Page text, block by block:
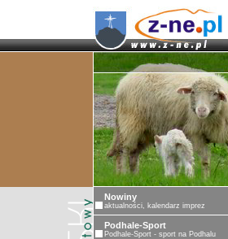
Nowiny
aktualności, kalendarz imprez
Podhale-Sport
Podhale-Sport - sport na Podhalu